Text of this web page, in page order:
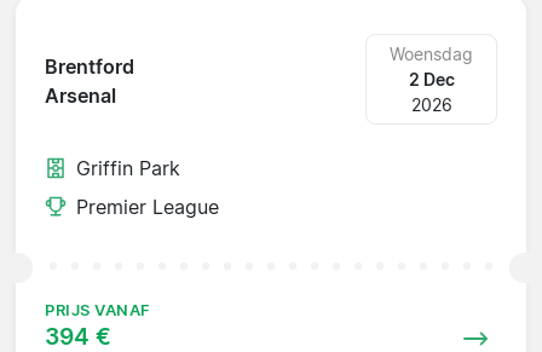
Brentford
Arsenal
Woensdag
2 Dec
2026
Griffin Park
Premier League
PRIJS VANAF
394 €